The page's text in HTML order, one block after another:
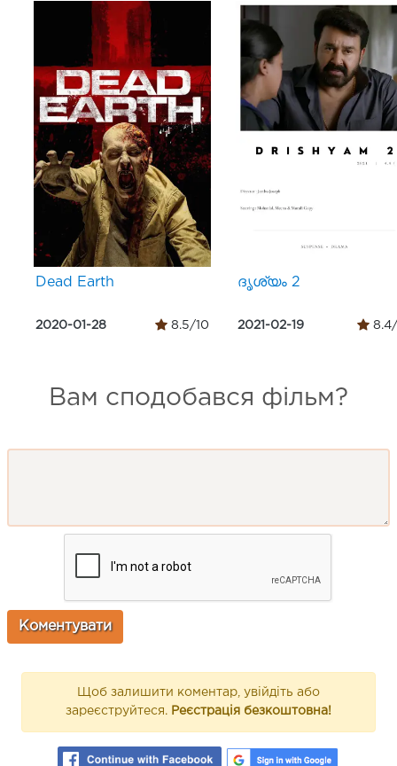
Dead Earth
2020-01-28 8.5/10
ദൃശ്യം 2
2021-02-19 8.4/
Вам сподобався фільм?
Щоб залишити коментар, увійдіть або
зареєструйтеся. Реєстрація безкоштовна!